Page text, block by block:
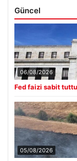
Güncel
06/08/2026
Fed faizi sabit tuttu
05/08/2026